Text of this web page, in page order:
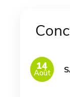
14
Août